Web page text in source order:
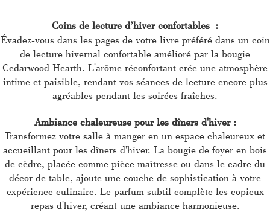
Coins de lecture d’hiver confortables :
Évadez-vous dans les pages de votre livre préféré dans un coin
de lecture hivernal confortable amélioré par la bougie
Cedarwood Hearth. L'arôme réconfortant crée une atmosphère
intime et paisible, rendant vos séances de lecture encore plus
agréables pendant les soirées fraîches.
Ambiance chaleureuse pour les dîners d'hiver :
Transformez votre salle à manger en un espace chaleureux et
accueillant pour les dîners d'hiver. La bougie de foyer en bois
de cèdre, placée comme pièce maîtresse ou dans le cadre du
décor de table, ajoute une couche de sophistication à votre
expérience culinaire. Le parfum subtil complète les copieux
repas d'hiver, créant une ambiance harmonieuse.